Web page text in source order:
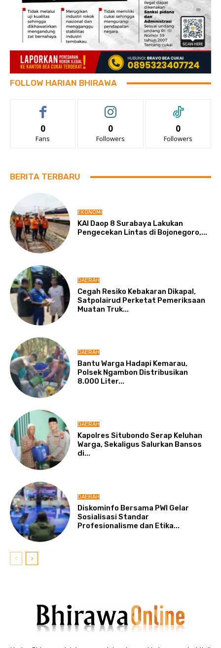
FOLLOW HARIAN BHIRAWA
0
Fans
0
Followers
0
Followers
BERITA TERBARU
EKONOMI
KAI Daop 8 Surabaya Lakukan
Pengecekan Lintas di Bojonegoro,...
DAERAH
Cegah Resiko Kebakaran Dikapal,
Satpolairud Perketat Pemeriksaan
Muatan Truk...
DAERAH
Bantu Warga Hadapi Kemarau,
Polsek Ngambon Distribusikan
8.000 Liter...
DAERAH
Kapolres Situbondo Serap Keluhan
Warga, Sekaligus Salurkan Bansos
di...
DAERAH
Diskominfo Bersama PWI Gelar
Sosialisasi Standar
Profesionalisme dan Etika...